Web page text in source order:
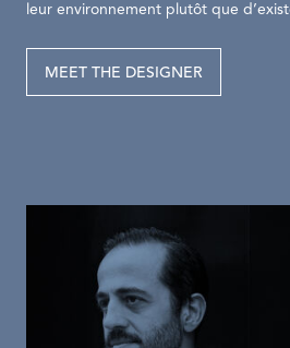
leur environnement plutôt que
MEET THE DESIGNER